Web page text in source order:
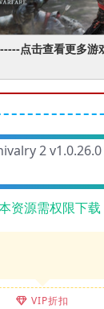
点击查看更多游
资源需权限下载
VIP折扣